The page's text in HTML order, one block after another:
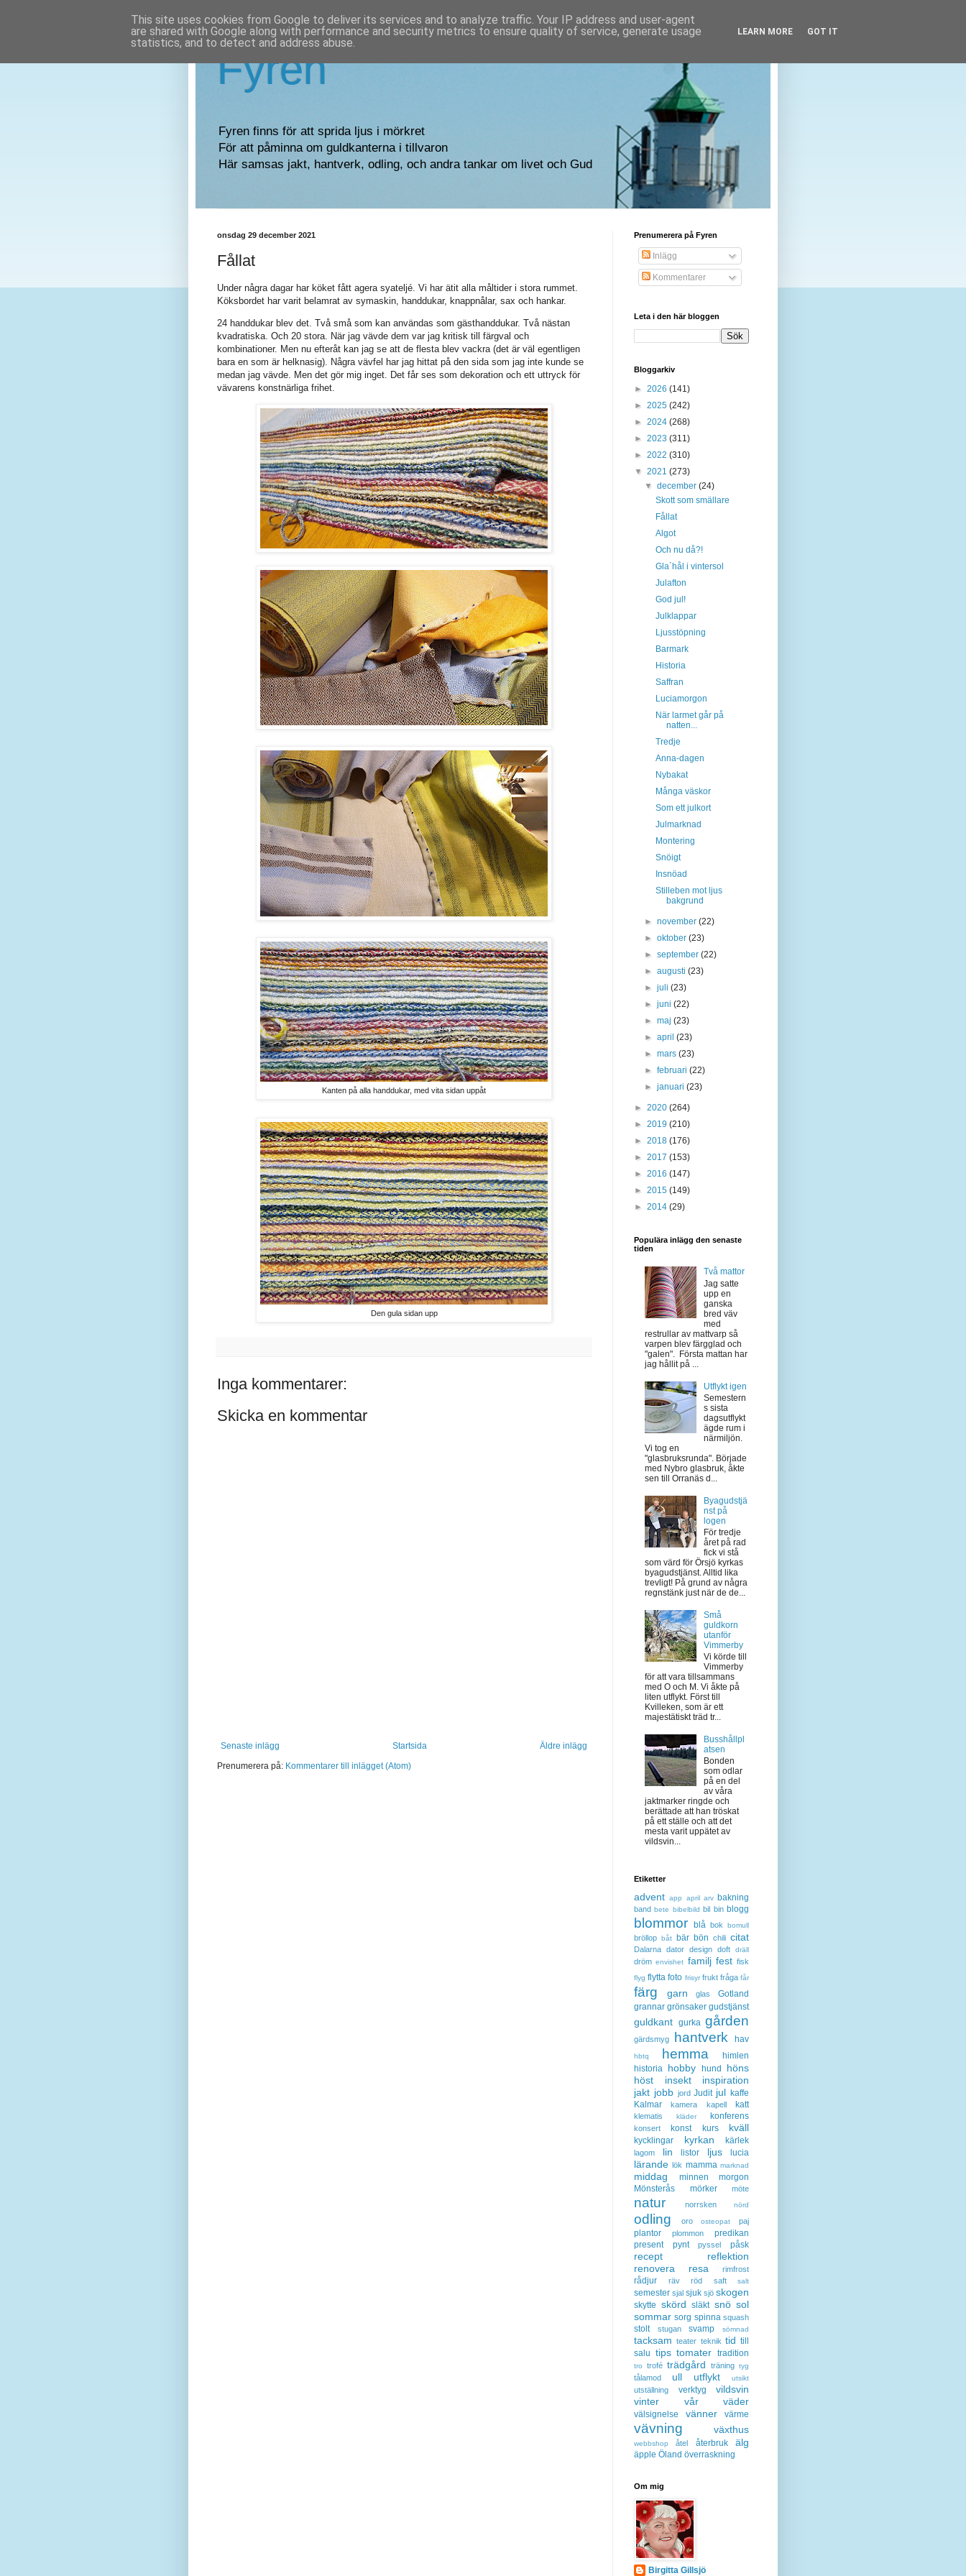
Fyren
Fyren finns för att sprida ljus i mörkret
För att påminna om guldkanterna i tillvaron
Här samsas jakt, hantverk, odling, och andra tankar om livet och Gud
onsdag 29 december 2021
Fållat
Under några dagar har köket fått agera syateljé. Vi har ätit alla måltider i stora rummet.
Köksbordet har varit belamrat av symaskin, handdukar, knappnålar, sax och hankar.
24 handdukar blev det. Två små som kan användas som gästhanddukar. Två nästan
kvadratiska. Och 20 stora. När jag vävde dem var jag kritisk till färgval och
kombinationer. Men nu efteråt kan jag se att de flesta blev vackra (det är väl egentligen
bara en som är helknasig). Några vävfel har jag hittat på den sida som jag inte kunde se
medan jag vävde. Men det gör mig inget. Det får ses som dekoration och ett uttryck för
vävarens konstnärliga frihet.
Kanten på alla handdukar, med vita sidan uppåt
Den gula sidan upp
Inga kommentarer:
Skicka en kommentar
Senaste inlägg Äldre inlägg
Startsida
Prenumerera på: Kommentarer till inlägget (Atom)
Prenumerera på Fyren
Inlägg
Kommentarer
Leta i den här bloggen
Bloggarkiv
► 2026 (141)
► 2025 (242)
► 2024 (268)
► 2023 (311)
► 2022 (310)
▼ 2021 (273)
▼december(24)
Skott som smällare
Fållat
Algot
Och nu då?!
Gla´hål i vintersol
Julafton
God jul!
Julklappar
Ljusstöpning
Barmark
Historia
Saffran
Luciamorgon
När larmet går på
natten...
Tredje
Anna-dagen
Nybakat
Många väskor
Som ett julkort
Julmarknad
Montering
Snöigt
Insnöad
Stilleben mot ljus
bakgrund
►november(22)
►oktober(23)
►september(22)
►augusti(23)
►juli(23)
►juni(22)
►maj(23)
►april(23)
►mars(23)
►februari(22)
►januari(23)
► 2020 (264)
► 2019 (210)
► 2018 (176)
► 2017 (153)
► 2016 (147)
► 2015 (149)
► 2014 (29)
Populära inlägg den senaste
tiden
Två mattor
Jag satte
upp en
ganska
bred väv
med
restrullar av mattvarp så
varpen blev färgglad och
"galen". Första mattan har
jag hållit på ...
Utflykt igen
Semestern
s sista
dagsutflykt
ägde rum i
närmiljön.
Vi tog en
"glasbruksrunda". Började
med Nybro glasbruk, åkte
sen till Orranäs d...
Byagudstjä
nst på
logen
För tredje
året på rad
fick vi stå
som värd för Örsjö kyrkas
byagudstjänst. Alltid lika
trevligt! På grund av några
regnstänk just när de de...
Små
guldkorn
utanför
Vimmerby
Vi körde till
Vimmerby
för att vara tillsammans
med O och M. Vi åkte på
liten utflykt. Först till
Kvilleken, som är ett
majestätiskt träd tr...
Busshållpl
atsen
Bonden
som odlar
på en del
av våra
jaktmarker ringde och
berättade att han tröskat
på ett ställe och att det
mesta varit uppätet av
vildsvin...
Etiketter
advent app april arv bakning
band bete bibelbild bil bin blogg
blommor blå bok bomull
bröllop båt bär bön chili citat
Dalarna dator design doft dräll
dröm envishet familj fest fisk
flyg flytta foto frisyr frukt fråga får
färg garn glas
Gotland
grannar grönsaker gudstjänst
guldkant gurka gården
gärdsmyg hantverk hav
hbtq hemma
himlen
historia hobby hund
höns
höst
insekt
inspiration
jakt jobb jord Judit jul kaffe
Kalmar
kamera kapell katt
klematis kläder konferens
konsert konst kurs kväll
kycklingar kyrkan kärlek
lagom lin listor ljus lucia
lärande lök mamma marknad
middag minnen
morgon
Mönsterås
mörker möte
natur norrsken nörd
odling oro osteopat paj
plantor plommon
predikan
present
pynt pyssel påsk
recept
reflektion
renovera
resa rimfrost
rådjur räv röd saft salt
semester sjal sjuk sjö skogen
skytte skörd släkt snö sol
sommar sorg spinna squash
stolt stugan svamp sömnad
tacksam teater teknik tid till
salu tips tomater tradition
tro trofé trädgård träning tyg
tålamod ull utflykt utsikt
utställning verktyg
vildsvin
vinter
vår väder
välsignelse vänner värme
vävning växthus
webbshop åtel återbruk älg
äpple Öland överraskning
Om mig
Birgitta Gillsjö
This site uses cookies from Google to deliver its services and to analyze traffic. Your IP address and user-agent
are shared with Google along with performance and security metrics to ensure quality of service, generate usage
statistics, and to detect and address abuse.
LEARN MORE GOT IT